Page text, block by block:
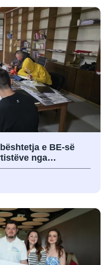
e BE-së
nga…